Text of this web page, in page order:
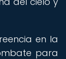
en la
para